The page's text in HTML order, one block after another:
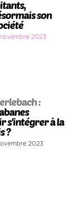
son
2023
:
s'intégrer à la
?
2023